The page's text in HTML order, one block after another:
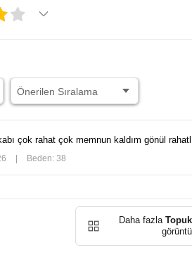
zamansız bir
çok rahat çok memnun kaldım gönül
Beden: 38
Daha fazla